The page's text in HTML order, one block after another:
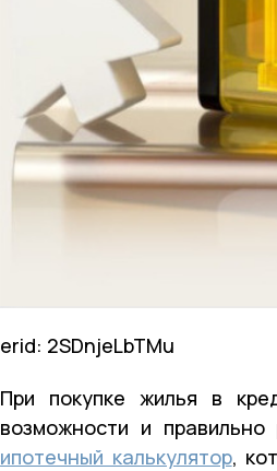
erid: 2SDnjeLbTMu
При покупке жилья в
возможности и
ипотечный калькулятор,